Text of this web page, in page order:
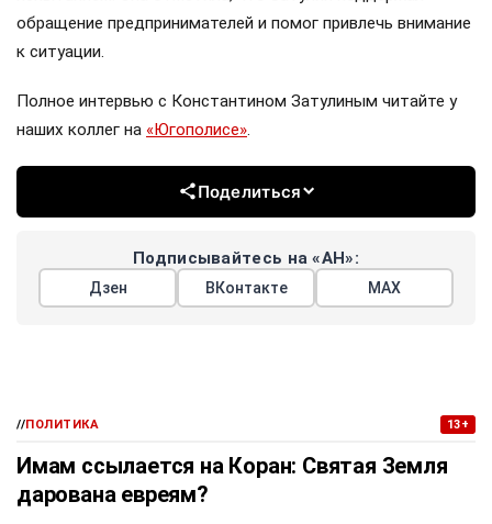
обращение предпринимателей и помог привлечь внимание
к ситуации.
Полное интервью с Константином Затулиным читайте у
наших коллег на «Югополисе»
Поделиться
Подписывайтесь на «АН»:
Дзен ВКонтакте МАХ
//ПОЛИТИКА 13+
Имам ссылается на Коран: Святая Земля
дарована евреям?